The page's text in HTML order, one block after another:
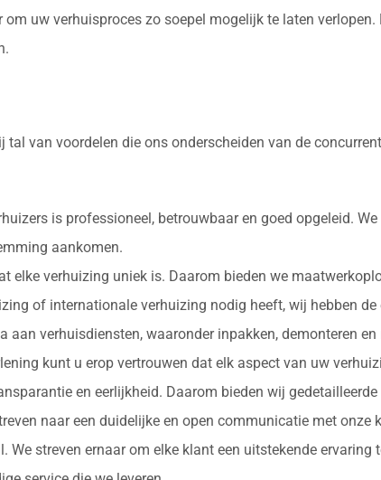
uw verhuisproces zo soepel mogelijk te laten
van voordelen die ons onderscheiden van de
is professioneel, betrouwbaar en goed opgeleid.
aankomen.
elke verhuizing uniek is. Daarom bieden we
of internationale verhuizing nodig heeft, wij hebben
aan verhuisdiensten, waaronder inpakken, demonteren
kunt u erop vertrouwen dat elk aspect van uw
en eerlijkheid. Daarom bieden wij
naar een duidelijke en open communicatie met onze
We streven ernaar om elke klant een uitstekende